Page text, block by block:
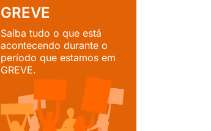
GREVE
Saiba tudo o que está
acontecendo durante o
período que estamos em
GREVE.